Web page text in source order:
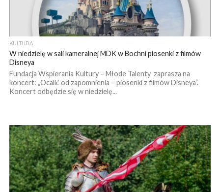
KULTURA
W niedzielę w sali kameralnej MDK w Bochni piosenki z filmów
Disneya
Fundacja Wspierania Kultury – Młode Talenty zaprasza na
koncert: „Ocalić od zapomnienia – piosenki z filmów Disneya”.
Koncert odbędzie się w niedzielę...